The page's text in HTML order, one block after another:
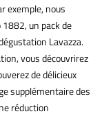
exemple, nous
un pack de
Lavazza.
vous découvrirez
de délicieux
supplémentaire des
réduction